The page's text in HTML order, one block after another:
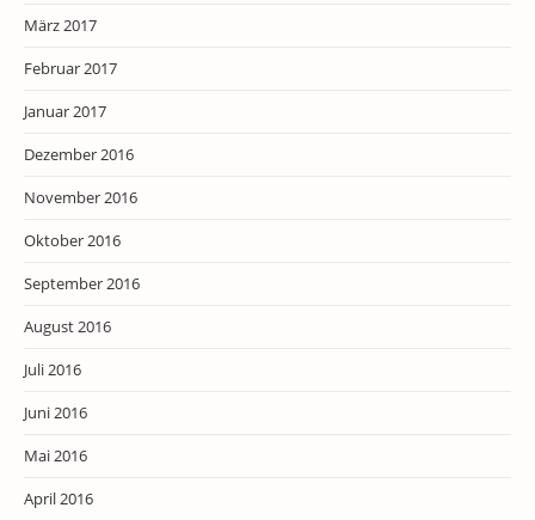
März 2017
Februar 2017
Januar 2017
Dezember 2016
November 2016
Oktober 2016
September 2016
August 2016
Juli 2016
Juni 2016
Mai 2016
April 2016